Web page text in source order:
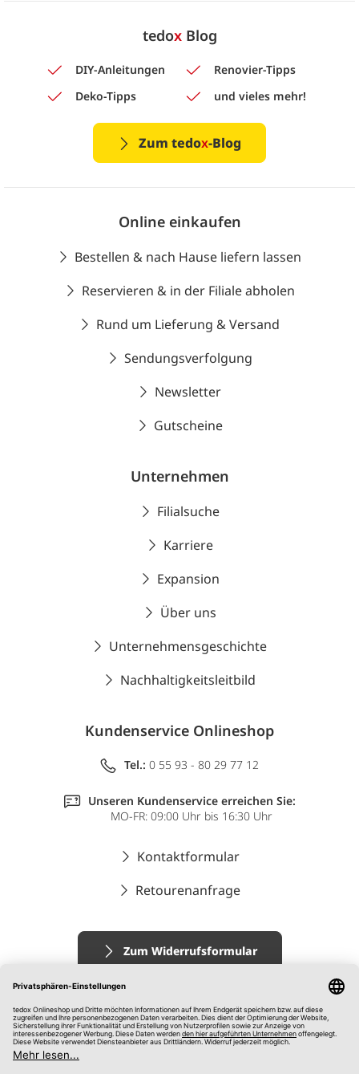
tedoxBlog
DIY-Anleitungen
Renovier-Tipps
Deko-Tipps
und vieles mehr!
Zum tedox-Blog
Online einkaufen
Bestellen & nach Hause liefern lassen
Reservieren & in der Filiale abholen
Rund um Lieferung & Versand
Sendungsverfolgung
Newsletter
Gutscheine
Unternehmen
Filialsuche
Karriere
Expansion
Über uns
Unternehmensgeschichte
Nachhaltigkeitsleitbild
Kundenservice Onlineshop
Tel.: 0 55 93 - 80 29 77 12
Unseren Kundenservice erreichen Sie:
MO-FR: 09:00 Uhr bis 16:30 Uhr
Kontaktformular
Retourenanfrage
Zum Widerrufsformular
Impressum
AGB